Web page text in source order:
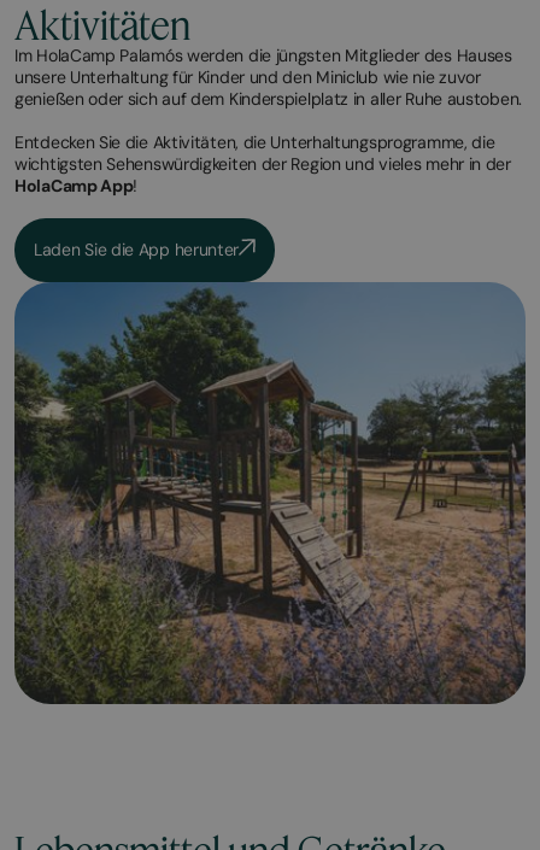
Aktivitäten
Im HolaCamp Palamós werden die jüngsten Mitglieder des Hauses
unsere Unterhaltung für Kinder und den Miniclub wie nie zuvor
genießen oder sich auf dem Kinderspielplatz in aller Ruhe austoben.
Entdecken Sie die Aktivitäten, die Unterhaltungsprogramme, die
wichtigsten Sehenswürdigkeiten der Region und vieles mehr in der
HolaCamp App!
Laden Sie die App herunter